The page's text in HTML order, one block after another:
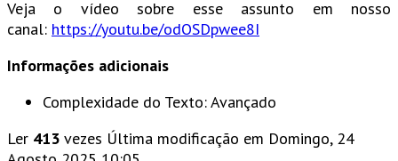
Veja o vídeo sobre esse assunto em nosso
canal: https://youtu.be/odOSDpwee8I
Informações adicionais
Complexidade do Texto:Avançado
Ler 413 vezes Última modificação em Domingo, 24